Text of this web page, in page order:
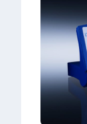
i
o
n
u
f
s
c
o
s
e
n